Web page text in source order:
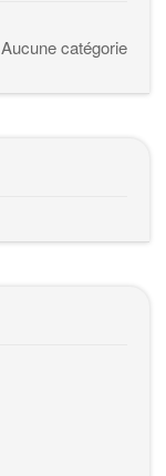
Aucune catégorie